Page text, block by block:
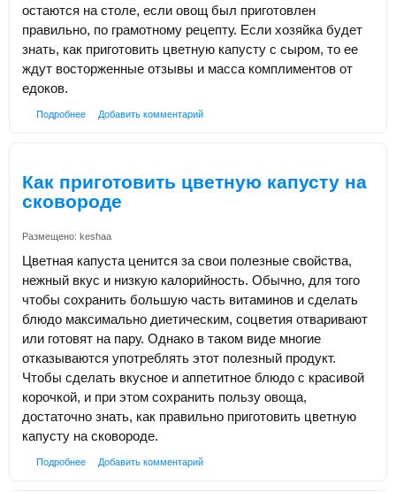
остаются на столе, если овощ был приготовлен
правильно, по грамотному рецепту. Если хозяйка будет
знать, как приготовить цветную капусту с сыром, то ее
ждут восторженные отзывы и масса комплиментов от
едоков.
Подробнее Добавить комментарий
Как приготовить цветную капусту на
сковороде
Размещено: keshaa
Цветная капуста ценится за свои полезные свойства,
нежный вкус и низкую калорийность. Обычно, для того
чтобы сохранить большую часть витаминов и сделать
блюдо максимально диетическим, соцветия отваривают
или готовят на пару. Однако в таком виде многие
отказываются употреблять этот полезный продукт.
Чтобы сделать вкусное и аппетитное блюдо с красивой
корочкой, и при этом сохранить пользу овоща,
достаточно знать, как правильно приготовить цветную
капусту на сковороде.
Подробнее Добавить комментарий